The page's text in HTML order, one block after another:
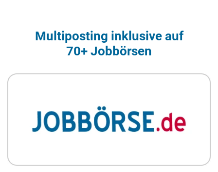
Multiposting inklusive auf
70+ Jobbörsen